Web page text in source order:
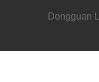
Dongguan